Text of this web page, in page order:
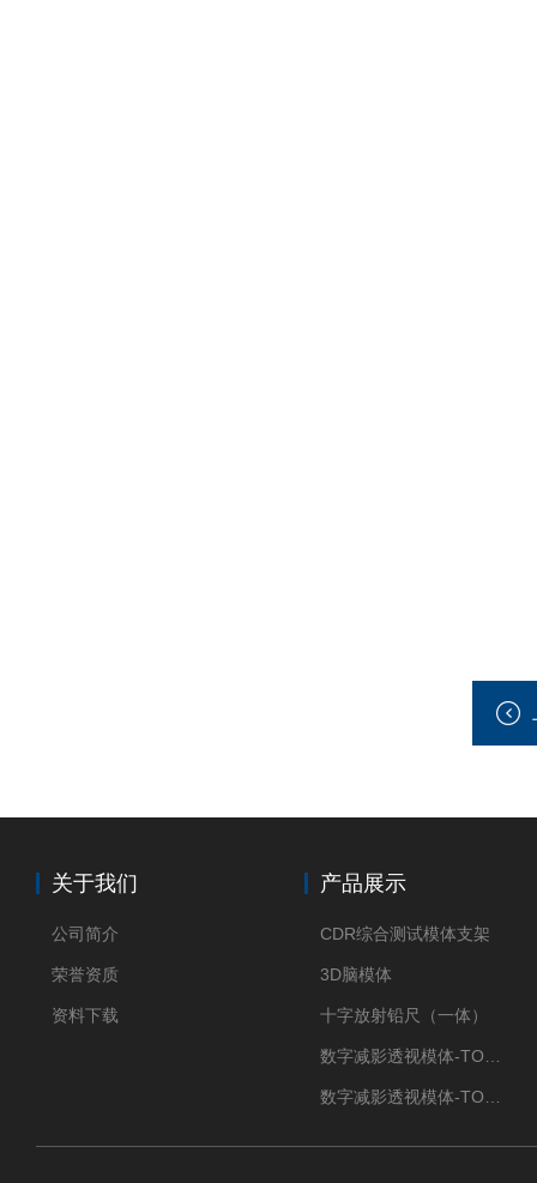
关于我们
公司简介
荣誉资质
资料下载
产品展示
CDR综合测试模体支架
3D脑模体
十字放射铅尺（一体）